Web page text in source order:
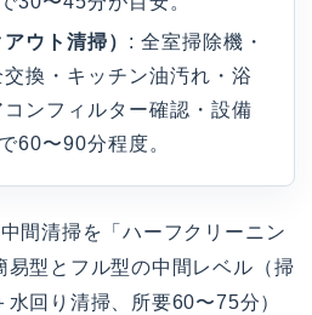
ウト清掃） : 全室掃除機・
換・キッチン油汚れ・浴
ンフィルター確認・設備
60〜90分程度。
間清掃を「ハーフクリーニン
易型とフル型の中間レベル（掃
回り清掃、所要60〜75分）